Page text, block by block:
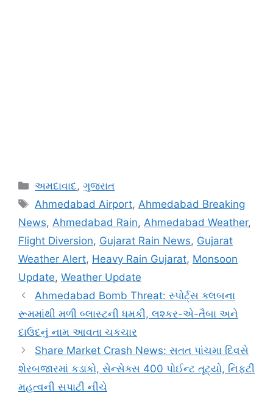
Categories
અમદાવાદ,ગુજરાત
Tags
Ahmedabad Airport,Ahmedabad Breaking
News, Ahmedabad Rain, Ahmedabad Weather,
Flight Diversion, Gujarat Rain News, Gujarat
Weather Alert, Heavy Rain Gujarat, Monsoon
Update, Weather Update
Ahmedabad Bomb Threat: સ્પોર્ટ્સ ક્લબના
રૂમમાંથી મળી બ્લાસ્ટની ધમકી, લશ્કર-એ-તૈબા અને
દાઉદનું નામ આવતા ચકચાર
Share Market Crash News: સતત પાંચમા દિવસે
શેરબજારમાં કડાકો, સેન્સેક્સ 400 પોઈન્ટ તૂટ્યો, નિફ્ટી
મહત્વની સપાટી નીચે